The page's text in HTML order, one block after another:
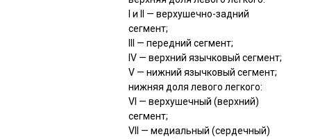
I и II — верхушечно-задний
сегмент;
III — передний сегмент;
IV — верхний язычковый сегмент;
V — нижний язычковый сегмент;
нижняя доля левого легкого:
VI — верхушечный (верхний)
сегмент;
VII — медиальный (сердечный)